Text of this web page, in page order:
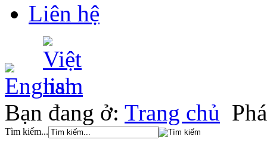
Liên hệ
Bạn đang ở: Trang chủ
Tìm kiếm...